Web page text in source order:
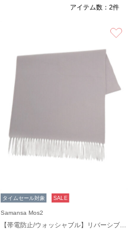
アイテム数： 2件
タイムセール対象 SALE
Samansa Mos2